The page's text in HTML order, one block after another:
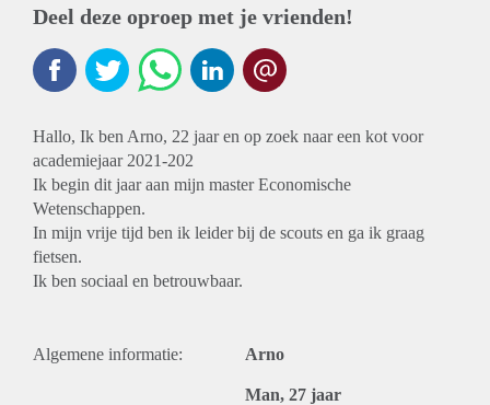
Deel deze oproep met je vrienden!
Hallo, Ik ben Arno, 22 jaar en op zoek naar een kot voor
academiejaar 2021-202
Ik begin dit jaar aan mijn master Economische
Wetenschappen.
In mijn vrije tijd ben ik leider bij de scouts en ga ik graag
fietsen.
Ik ben sociaal en betrouwbaar.
Algemene informatie: Arno
Man, 27 jaar